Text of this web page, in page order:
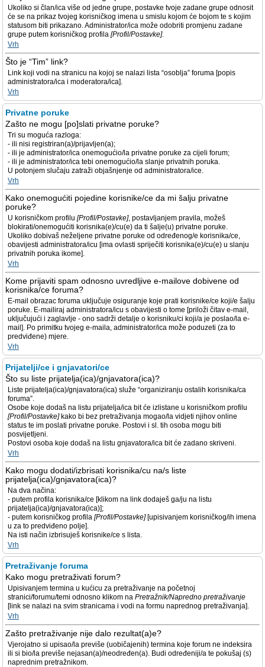
Ukoliko si član/ica više od jedne grupe, postavke tvoje zadane grupe odnosit
će se na prikaz tvojeg korisničkog imena u smislu kojom će bojom te s kojim
statusom biti prikazano. Administrator/ica može odobriti promjenu zadane
grupe putem korisničkog profila [Profil/Postavke].
Vrh
Što je “Tim” link?
Link koji vodi na stranicu na kojoj se nalazi lista “osoblja” foruma [popis
administratora/ica i moderatora/ica].
Vrh
Privatne poruke
Zašto ne mogu [po]slati privatne poruke?
Tri su moguća razloga:
- ili nisi registriran(a)/prijavljen(a);
- ili je administrator/ica onemogućio/la privatne poruke za cijeli forum;
- ili je administrator/ica tebi onemogućio/la slanje privatnih poruka.
U potonjem slučaju zatraži objašnjenje od administratora/ice.
Vrh
Kako onemogućiti pojedine korisnike/ce da mi šalju privatne
poruke?
U korisničkom profilu [Profil/Postavke], postavljanjem pravila, možeš
blokirati/onemogućiti korisnika(e)/cu(e) da ti šalje(u) privatne poruke.
Ukoliko dobivaš neželjene privatne poruke od određenog/e korisnika/ce,
obavijesti administratora/icu [ima ovlasti spriječiti korisnika(e)/cu(e) u slanju
privatnih poruka ikome].
Vrh
Kome prijaviti spam odnosno uvredljive e-mailove dobivene od
korisnika/ce foruma?
E-mail obrazac foruma uključuje osiguranje koje prati korisnike/ce koji/e šalju
poruke. E-mailiraj administratora/icu s obavijesti o tome [priloži čitav e-mail,
uključujući i zaglavlje - ono sadrži detalje o korisniku/ci koji/a je poslao/la e-
mail]. Po primitku tvojeg e-maila, administrator/ica može poduzeti (za to
predviđene) mjere.
Vrh
Prijatelji/ce i gnjavatori/ce
Što su liste prijatelja(ica)/gnjavatora(ica)?
Liste prijatelja(ica)/gnjavatora(ica) služe “organiziranju ostalih korisnika/ca
foruma”.
Osobe koje dodaš na listu prijatelja/ica bit će izlistane u korisničkom profilu
[Profil/Postavke]kako bi bez pretraživanja mogao/la vidjeti njihov online
status te im poslati privatne poruke. Postovi i sl. tih osoba mogu biti
posvijetljeni.
Postovi osoba koje dodaš na listu gnjavatora/ica bit će zadano skriveni.
Vrh
Kako mogu dodati/izbrisati korisnika/cu na/s liste
prijatelja(ica)/gnjavatora(ica)?
Na dva načina:
- putem profila korisnika/ce [klikom na link dodaješ ga/ju na listu
prijatelja(ica)/gnjavatora(ica)];
- putem korisničkog profila [Profil/Postavke][upisivanjem korisničkog/ih imena
u za to predviđeno polje].
Na isti način izbrisuješ korisnike/ce s lista.
Vrh
Pretraživanje foruma
Kako mogu pretraživati forum?
Upisivanjem termina u kućicu za pretraživanje na početnoj
stranici/forumu/temi odnosno klikom na Pretražnik/Napredno pretraživanje
[link se nalazi na svim stranicama i vodi na formu naprednog pretraživanja].
Vrh
Zašto pretraživanje nije dalo rezultat(a)e?
Vjerojatno si upisao/la previše (uobičajenih) termina koje forum ne indeksira
ili si bio/la previše nejasan(a)/neodređen(a). Budi određeniji/a te pokušaj (s)
naprednim pretražnikom.